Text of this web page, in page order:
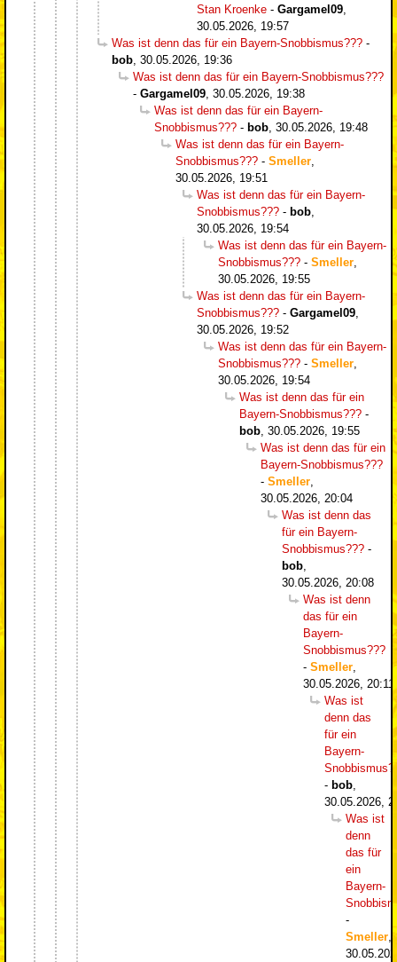
Stan Kroenke - Gargamel09
30.05.2026, 19:57
Was ist denn das für ein Bayern-Snobbismus??? -
bob 30.05.2026, 19:36
Was ist denn das für ein Bayern-Snobbismus???
- Gargamel09 30.05.2026, 19:38
Was ist denn das für ein Bayern-
Snobbismus??? - bob 30.05.2026, 19:48
Was ist denn das für ein Bayern-
Snobbismus??? - Smeller
30.05.2026, 19:51
Was ist denn das für ein Bayern-
Snobbismus??? - bob
30.05.2026, 19:54
Was ist denn das für ein Bayern-
Snobbismus??? - Smeller
30.05.2026, 19:55
Was ist denn das für ein Bayern-
Snobbismus??? - Gargamel09
30.05.2026, 19:52
Was ist denn das für ein Bayern-
Snobbismus??? - Smeller
30.05.2026, 19:54
Was ist denn das für ein
Bayern-Snobbismus??? -
bob 30.05.2026, 19:55
Was ist denn das für ein
Bayern-Snobbismus???
- Smeller
30.05.2026, 20:04
Was ist denn das
für ein Bayern-
Snobbismus??? -
bob
30.05.2026, 20:08
Was ist denn
das für ein
Bayern-
Snobbismus???
- Smeller
30.05.2026, 20:11
Was ist
denn das
für ein
Bayern-
- bob
30.05.2026,
Was ist
denn
das für
ein
Bayern-
-
Smeller